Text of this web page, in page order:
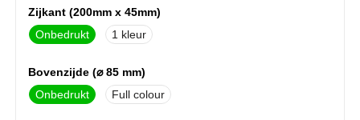
Moleskine
NoStress
Ocean Bottle
Zijkant (200mm x 45mm)
Onbedrukt
1
Bovenzijde (⌀ 85 mm)
Onbedrukt
Full colour